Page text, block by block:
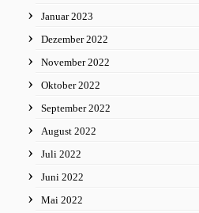
Januar 2023
Dezember 2022
November 2022
Oktober 2022
September 2022
August 2022
Juli 2022
Juni 2022
Mai 2022